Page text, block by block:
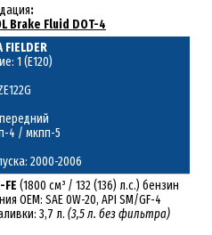
:
Brake Fluid DOT-4
FIELDER
1 (E120)
4 / мкпп-5
2000-2006
FE (1800 см³ / 132 (136) л.с.) бензин
ОЕМ: SAE 0W-20, API SM/GF-4
3,7 л. (3,5 л. без фильтра)